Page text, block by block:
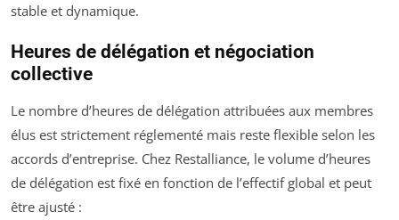
stable et dynamique.
Heures de délégation et négociation
collective
Le nombre d’heures de délégation attribuées aux membres
élus est strictement réglementé mais reste flexible selon les
accords d’entreprise. Chez Restalliance, le volume d’heures
de délégation est fixé en fonction de l’effectif global et peut
être ajusté :